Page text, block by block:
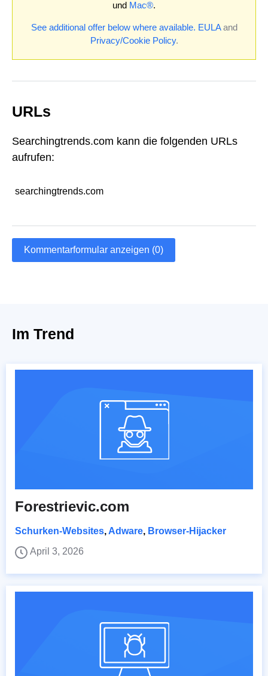
und Mac®.
See additional offer below where available. EULAand
Privacy/Cookie Policy.
URLs
Searchingtrends.com kann die folgenden URLs
aufrufen:
searchingtrends.com
Kommentarformular anzeigen (0)
Im Trend
Forestrievic.com
Schurken-Websites,Adware, Browser-Hijacker
April 3, 2026